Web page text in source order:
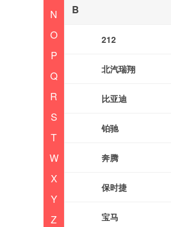
N
O
P
Q
R
S
T
W
X
Y
Z
B
212
北汽瑞翔
比亚迪
铂驰
奔腾
保时捷
宝马